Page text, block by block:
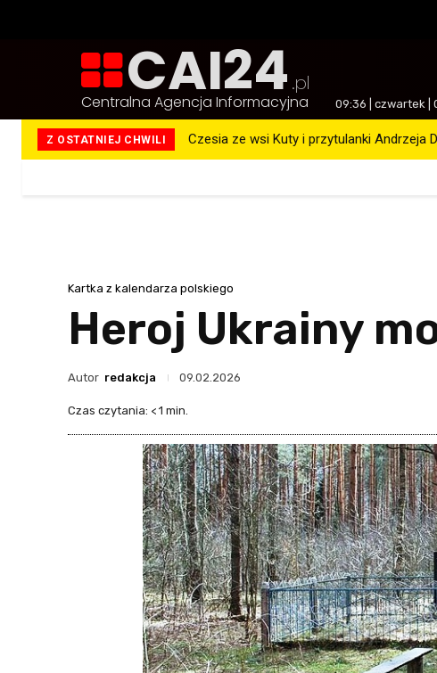
CAI24 .pl
Centralna Agencja Informacyjna 09:36 | czwartek |
Z OSTATNIEJ CHWILI Czesia ze wsi Kuty i przytulanki Andrzeja
300 ocalonych
Kartka z kalendarza polskiego
Heroj Ukrainy
Autor redakcja 09.02.2026
Czas czytania: < 1 min.